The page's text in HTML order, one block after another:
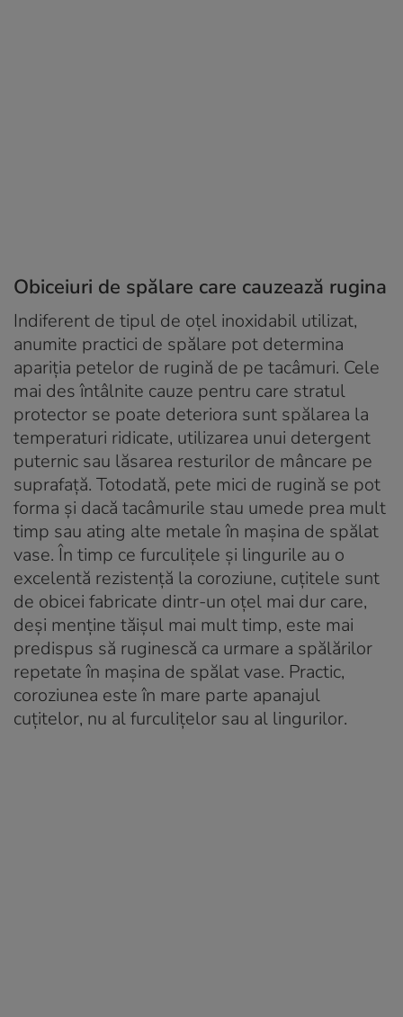
Obiceiuri de spălare care cauzează rugina
Indiferent de tipul de oțel inoxidabil utilizat,
anumite practici de spălare pot determina
apariția petelor de rugină de pe tacâmuri. Cele
mai des întâlnite cauze pentru care stratul
protector se poate deteriora sunt spălarea la
temperaturi ridicate, utilizarea unui detergent
puternic sau lăsarea resturilor de mâncare pe
suprafață. Totodată, pete mici de rugină se pot
forma și dacă tacâmurile stau umede prea mult
timp sau ating alte metale în mașina de spălat
vase. În timp ce furculițele și lingurile au o
excelentă rezistență la coroziune, cuțitele sunt
de obicei fabricate dintr-un oțel mai dur care,
deși menține tăișul mai mult timp, este mai
predispus să ruginescă ca urmare a spălărilor
repetate în mașina de spălat vase. Practic,
coroziunea este în mare parte apanajul
cuțitelor, nu al furculițelor sau al lingurilor.